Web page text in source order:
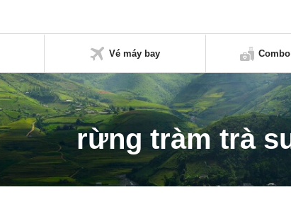
Vé máy bay
rừng tràm trà